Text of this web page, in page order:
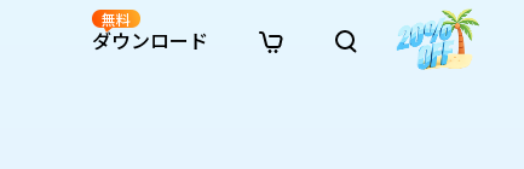
ダウンロード
無料